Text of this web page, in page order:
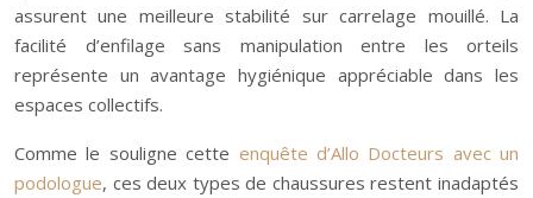
assurent une meilleure stabilité sur carrelage mouillé. La
facilité d’enfilage sans manipulation entre les orteils
représente un avantage hygiénique appréciable dans les
espaces collectifs.
Comme le souligne cette enquête d’Allo Docteurs avec un
podologue, ces deux types de chaussures restent inadaptés